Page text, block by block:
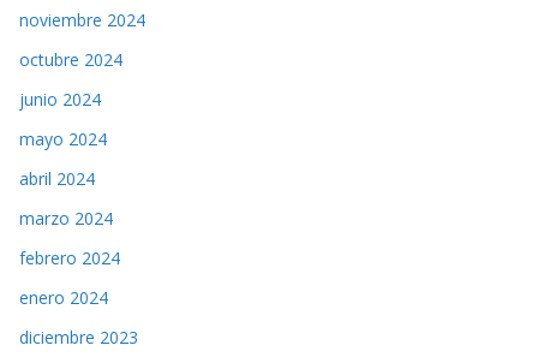
noviembre 2024
octubre 2024
junio 2024
mayo 2024
abril 2024
marzo 2024
febrero 2024
enero 2024
diciembre 2023